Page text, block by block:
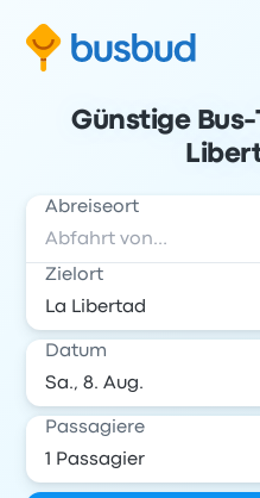
Günstige
Abreiseort
Zielort
Datum
Passagiere